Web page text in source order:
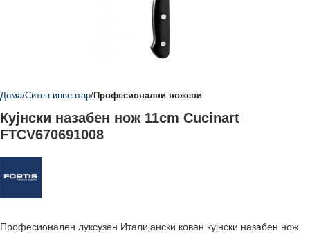
Дома Ситен инвентар Професионални ножеви
Кујнски назабен нож 11cm Cucinart
FTCV670691008
Професионален луксузен Италијански кован кујнски назабен нож